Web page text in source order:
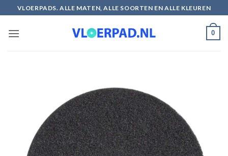
naar
inhoud
VLOERPADS. ALLE MATEN, ALLE SOORTEN EN ALLE KLEUREN
0